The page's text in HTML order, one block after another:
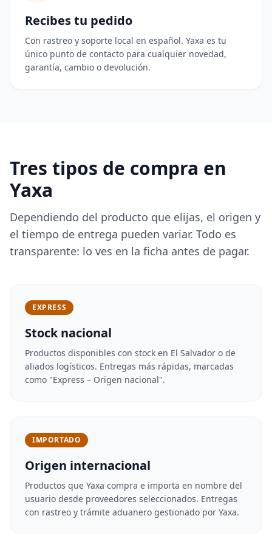
Recibes tu pedido
Con rastreo y soporte local en español. Yaxa es tu
único punto de contacto para cualquier novedad,
garantía, cambio o devolución.
Tres tipos de compra en
Yaxa
Dependiendo del producto que elijas, el origen y
el tiempo de entrega pueden variar. Todo es
transparente: lo ves en la ficha antes de pagar.
EXPRESS
Stock nacional
Productos disponibles con stock en El Salvador o de
aliados logísticos. Entregas más rápidas, marcadas
como "Express – Origen nacional".
IMPORTADO
Origen internacional
Productos que Yaxa compra e importa en nombre del
usuario desde proveedores seleccionados. Entregas
con rastreo y trámite aduanero gestionado por Yaxa.